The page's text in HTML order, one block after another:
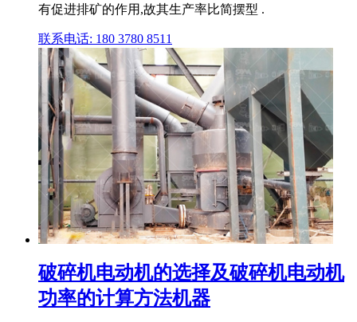
有促进排矿的作用,故其生产率比简摆型 .
联系电话: 180 3780 8511
破碎机电动机的选择及破碎机电动机
功率的计算方法机器